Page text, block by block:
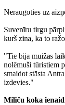
Neraugoties uz
Suvenīru tirgu
kurš zina, ka to
"Tie bija muižas
nolēmuši tūristiem
smaidot stāsta
izdevies."
Miliču koka